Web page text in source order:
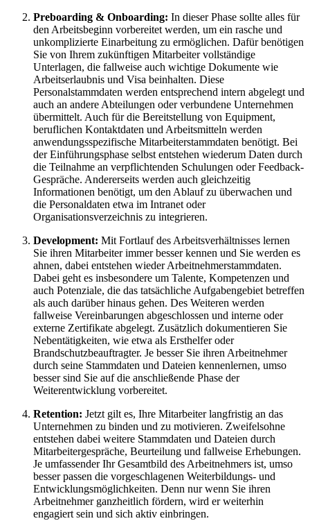
Preboarding & Onboarding: In dieser Phase sollte alles für
den Arbeitsbeginn vorbereitet werden, um ein rasche und
unkomplizierte Einarbeitung zu ermöglichen. Dafür benötigen
Sie von Ihrem zukünftigen Mitarbeiter vollständige
Unterlagen, die fallweise auch wichtige Dokumente wie
Arbeitserlaubnis und Visa beinhalten. Diese
Personalstammdaten werden entsprechend intern abgelegt und
auch an andere Abteilungen oder verbundene Unternehmen
übermittelt. Auch für die Bereitstellung von Equipment,
beruflichen Kontaktdaten und Arbeitsmitteln werden
anwendungsspezifische Mitarbeiterstammdaten benötigt. Bei
der Einführungsphase selbst entstehen wiederum Daten durch
die Teilnahme an verpflichtenden Schulungen oder Feedback-
Gespräche. Andererseits werden auch gleichzeitig
Informationen benötigt, um den Ablauf zu überwachen und
die Personaldaten etwa im Intranet oder
Organisationsverzeichnis zu integrieren.
Development: Mit Fortlauf des Arbeitsverhältnisses lernen
Sie ihren Mitarbeiter immer besser kennen und Sie werden es
ahnen, dabei entstehen wieder Arbeitnehmerstammdaten.
Dabei geht es insbesondere um Talente, Kompetenzen und
auch Potenziale, die das tatsächliche Aufgabengebiet betreffen
als auch darüber hinaus gehen. Des Weiteren werden
fallweise Vereinbarungen abgeschlossen und interne oder
externe Zertifikate abgelegt. Zusätzlich dokumentieren Sie
Nebentätigkeiten, wie etwa als Ersthelfer oder
Brandschutzbeauftragter. Je besser Sie ihren Arbeitnehmer
durch seine Stammdaten und Dateien kennenlernen, umso
besser sind Sie auf die anschließende Phase der
Weiterentwicklung vorbereitet.
Retention: Jetzt gilt es, Ihre Mitarbeiter langfristig an das
Unternehmen zu binden und zu motivieren. Zweifelsohne
entstehen dabei weitere Stammdaten und Dateien durch
Mitarbeitergespräche, Beurteilung und fallweise Erhebungen.
Je umfassender Ihr Gesamtbild des Arbeitnehmers ist, umso
besser passen die vorgeschlagenen Weiterbildungs- und
Entwicklungsmöglichkeiten. Denn nur wenn Sie ihren
Arbeitnehmer ganzheitlich fördern, wird er weiterhin
engagiert sein und sich aktiv einbringen.